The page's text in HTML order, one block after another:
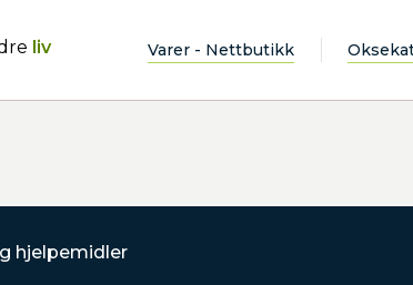
liv Varer - Nettbutikk
hjelpemidler